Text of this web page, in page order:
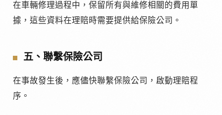
在車輛修理過程中，保留所有與維修相關的費用單
據，這些資料在理賠時需要提供給保險公司。
五、聯繫保險公司
在事故發生後，應儘快聯繫保險公司，啟動理賠程
序。